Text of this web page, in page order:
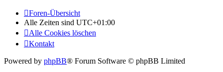
Foren-Übersicht
Alle Zeiten sind UTC+01:00
Alle Cookies löschen
Kontakt
Powered by phpBB® Forum Software © phpBB Limited